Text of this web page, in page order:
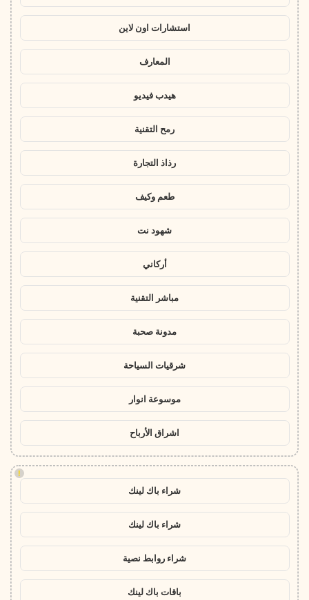
استشارات اون لاين
المعارف
هيدب فيديو
رمح التقنية
رذاذ التجارة
طعم وكيف
شهود نت
أركاني
مباشر التقنية
مدونة صحبة
شرقيات السياحة
موسوعة انوار
اشراق الأرباح
!
شراء باك لينك
شراء باك لينك
شراء روابط نصية
باقات باك لينك